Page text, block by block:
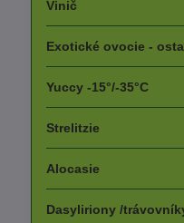
Vinič
Exotické ovocie -
Yuccy -15°/-35°C
Strelitzie
Alocasie
Dasyliriony /